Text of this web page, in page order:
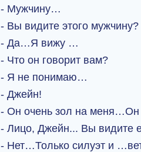
- Мужчину…
- Вы видите этого мужчину?
- Да…Я вижу …
- Что он говорит вам?
- Я не понимаю…
- Джейн!
- Он очень зол на
- Лицо, Джейн... Вы видите
- Нет…Только силуэт и